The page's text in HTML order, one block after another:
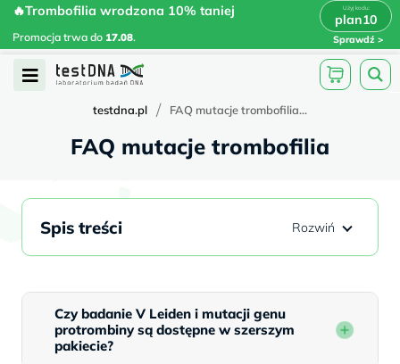
Skip
content
🔥Trombofilia wrodzona 10% taniej
Promocja trwa do 17.08.
plan10
Sprawdź
🔥Trombofilia wrodzona 10% taniej
plan10 x
Open
testdna.pl / FAQ mutacje trombofilia...
FAQ mutacje trombofilia
Czy badanie V Leiden i mutacji genu
protrombiny są dostępne w szerszym
pakiecie?
Spis treści